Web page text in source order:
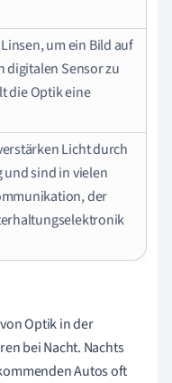
um ein Bild auf
digitalen Sensor zu
die Optik eine
Licht durch
sind in vielen
der
Optik in der
bei Nacht. Nachts
Autos oft